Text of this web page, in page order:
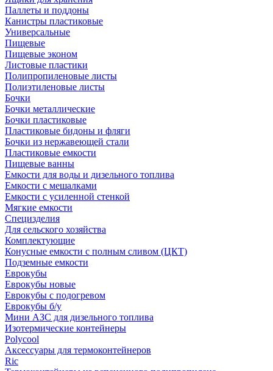
Паллеты и поддоны
Канистры пластиковые
Универсальные
Пищевые
Пищевые эконом
Листовые пластики
Полипропиленовые листы
Полиэтиленовые листы
Бочки
Бочки металлические
Бочки пластиковые
Пластиковые бидоны и фляги
Бочки из нержавеющей стали
Пластиковые емкости
Пищевые ванны
Емкости для воды и дизельного топлива
Емкости с мешалками
Емкости с усиленной стенкой
Мягкие емкости
Специзделия
Для сельского хозяйства
Комплектующие
Конусные емкости с полным сливом (ЦКТ)
Подземные емкости
Еврокубы
Еврокубы новые
Еврокубы с подогревом
Еврокубы б/у
Мини АЗС для дизельного топлива
Изотермические контейнеры
Polycool
Аксессуары для термоконтейнеров
Ric